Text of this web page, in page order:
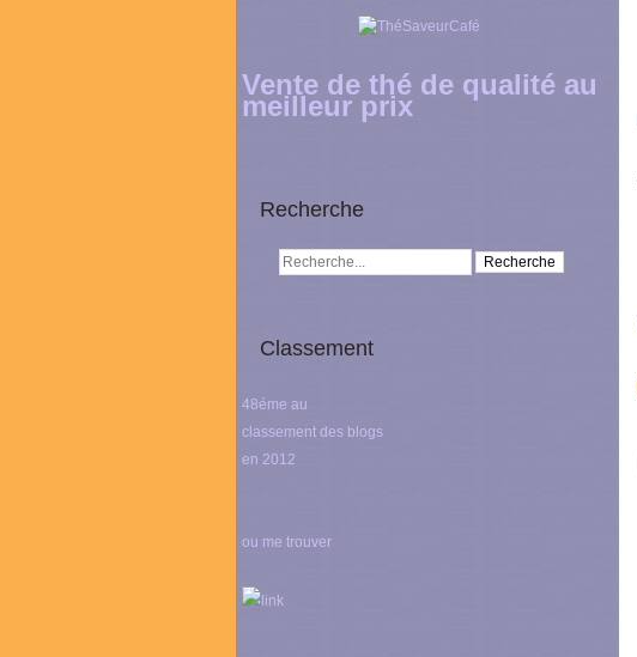
Vente de thé de qualité au
meilleur prix
Recherche
Classement
48éme au
classement des blogs
en 2012
ou me trouver
link